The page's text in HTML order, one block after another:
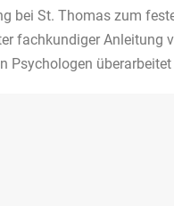
bei St. Thomas zum
fachkundiger